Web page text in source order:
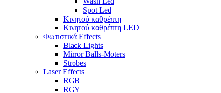
Spot Led
Κινητού καθρέπτη
Κινητού καθρέπτη LED
Φωτιστικά Effects
Black Lights
Mirror Balls-Moters
Strobes
Laser Effects
RGB
RGY